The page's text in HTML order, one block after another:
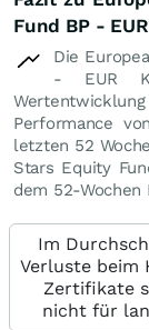
Fund BP - EUR
Die
- EUR
Performance
letzten 52
Stars Equity
dem 52-Wochen
Im
Verluste beim
Zertifikate
nicht für